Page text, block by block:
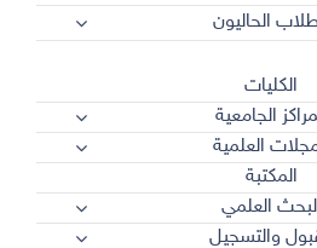
الحاليون
الكليات
الجامعية
العلمية
المكتبة
العلمي
والتسجيل